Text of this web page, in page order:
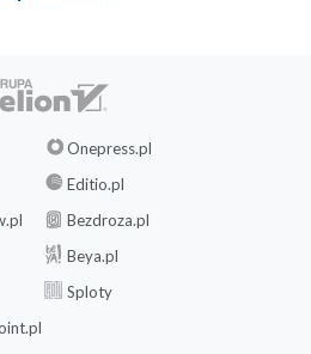
Onepress.pl
Editio.pl
Bezdroza.pl
Beya.pl
Sploty